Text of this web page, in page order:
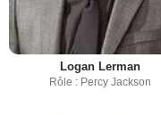
Logan Lerman
Rôle : Percy Jackson